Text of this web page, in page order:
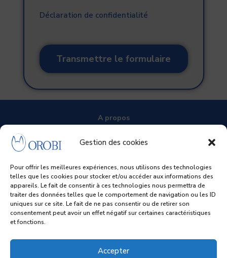
Gestion des cookies
Pour offrir les meilleures expériences, nous utilisons des technologies
telles que les cookies pour stocker et/ou accéder aux informations des
appareils. Le fait de consentir à ces technologies nous permettra de
traiter des données telles que le comportement de navigation ou les ID
uniques sur ce site. Le fait de ne pas consentir ou de retirer son
consentement peut avoir un effet négatif sur certaines caractéristiques
et fonctions.
Accepter
Déclaration de confidentialité
A propos
Politique de confidentialité
Rejoignez-nous sur
Facebook
F